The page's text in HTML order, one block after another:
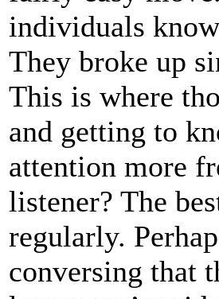
individuals
They broke up
This is where
and getting to
attention more
listener? The
regularly.
conversing that